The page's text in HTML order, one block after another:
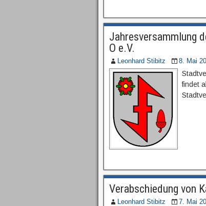
Jahresversammlung
O e.V.
Leonhard Stibitz 8. Mai
findet
Verabschiedung von
Leonhard Stibitz 7. Mai